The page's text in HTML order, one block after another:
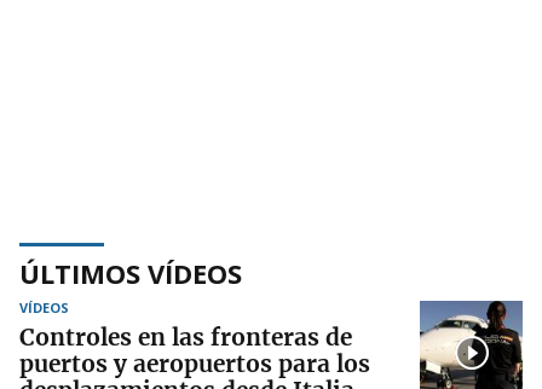
ÚLTIMOS VÍDEOS
VÍDEOS
Controles en las fronteras de
puertos y aeropuertos para los